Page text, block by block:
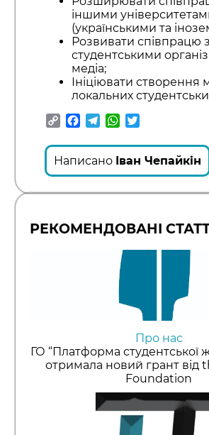
іншими
(українськими та
Розвивати співпрацю
студентськими
медіа;
Ініціювати створення
локальних
CopyFacebook
TelegramWhatsApp
Написано Іван Чепайкін
РЕКОМЕНДОВАНІ
Про нас
ГО “Платформа студентської
отримала новий грант від
Foundation